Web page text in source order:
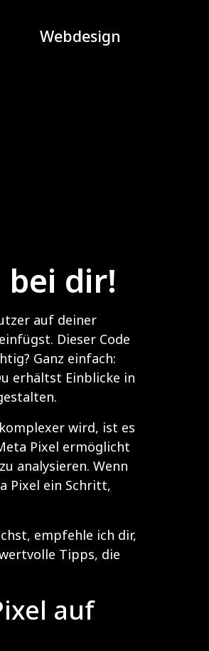
Webdesign
dir!
auf deiner
Dieser Code
Ganz einfach:
erhältst Einblicke in
wird, ist es
Pixel ermöglicht
analysieren. Wenn
Pixel ein Schritt,
empfehle ich dir,
Tipps, die
auf